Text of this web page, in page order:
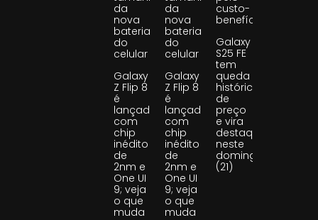
da
nova
bateria
do
celular
Galaxy
Z Flip 8
é
lançado
com
chip
inédito
de
2nm e
One UI
9; veja
o que
muda
da
nova
bateria
do
celular
Galaxy
Z Flip 8
é
lançado
com
chip
inédito
de
2nm e
One UI
9; veja
o que
muda
custo-
benefício
Galaxy
S25 FE
tem
queda
histórica
de
preço
e vira
destaque
neste
domingo
(21)